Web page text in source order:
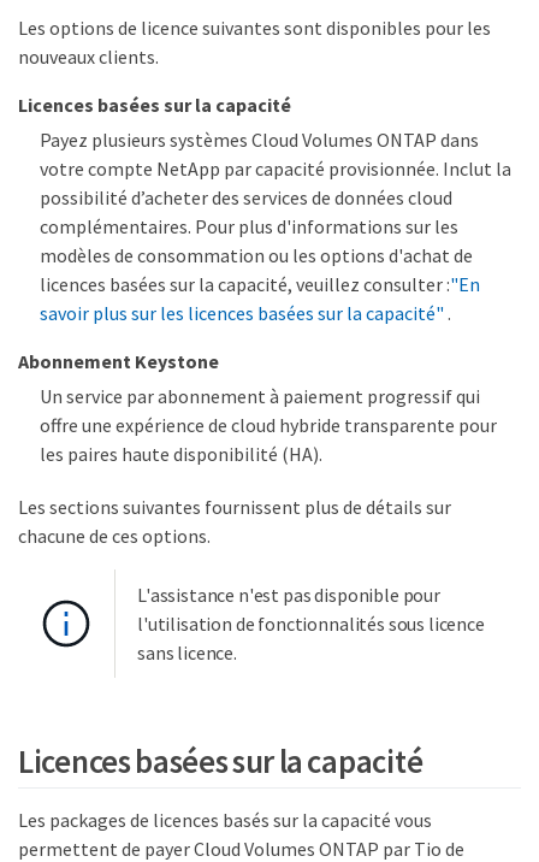
Les options de licence suivantes sont disponibles pour les
nouveaux clients.
Licences basées sur la capacité
Payez plusieurs systèmes Cloud Volumes ONTAP dans
votre compte NetApp par capacité provisionnée. Inclut la
possibilité d’acheter des services de données cloud
complémentaires. Pour plus d'informations sur les
modèles de consommation ou les options d'achat de
licences basées sur la capacité, veuillez consulter :"En
savoir plus sur les licences basées sur la capacité" .
Abonnement Keystone
Un service par abonnement à paiement progressif qui
offre une expérience de cloud hybride transparente pour
les paires haute disponibilité (HA).
Les sections suivantes fournissent plus de détails sur
chacune de ces options.
L'assistance n'est pas disponible pour
l'utilisation de fonctionnalités sous licence
sans licence.
Licences basées sur la capacité
Les packages de licences basés sur la capacité vous
permettent de payer Cloud Volumes ONTAP par Tio de